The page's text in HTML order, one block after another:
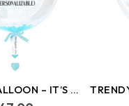
TRENDY BALLOON – IT’S A BOY!